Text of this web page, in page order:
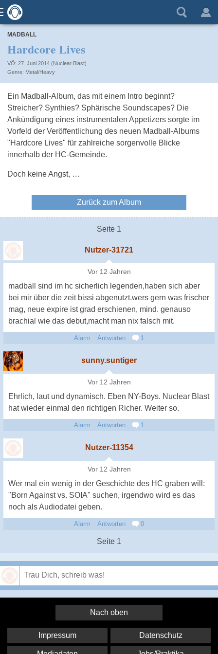
MADBALL
Hardcore Lives
VÖ: 27. Juni 2014 (Nuclear Blast)
Metal/Heavy
Ein Madball-Album, das mit einem Intro beginnt?
Streicher? Synthies? Sphärische Soundscapes? Die
Ankündigung eines instrumentalen Appetizers sorgte im
Vorfeld der Veröffentlichung des neuen Madball-Albums
"Hardcore Lives" für zahlreiche sorgenvolle Blicke
innerhalb der HC-Gemeinde.
Doch keine Angst, …
Zurück zum Album
Seite 1
Nutzer-31721
Vor 12 Jahren
madball sind im hc sicherlich legenden,haben sich aber
bei mir über die zeit bissi abgenutzt.wers gern was frischer
mag, neue expire ist grad erschienen, mind. genauso
brachial wie das debut,macht man nix falsch mit.
Alarm Antworten 1
sunny.suntiger
Vor 12 Jahren
Ehrlich, laut und dynamisch. Eben NY-Boys. Nuclear Blast
hat wieder einmal den richtigen Richer. Weiter so.
Alarm Antworten 1
Nutzer-11354
Vor 12 Jahren
Wer mal ein wenig in der Geschichte des HC graben will:
"Born Against vs. SOIA" suchen, irgendwo wird es das
noch als Audiodatei geben.
Alarm Antworten 0
Seite 1
Nach oben
Impressum Datenschutz